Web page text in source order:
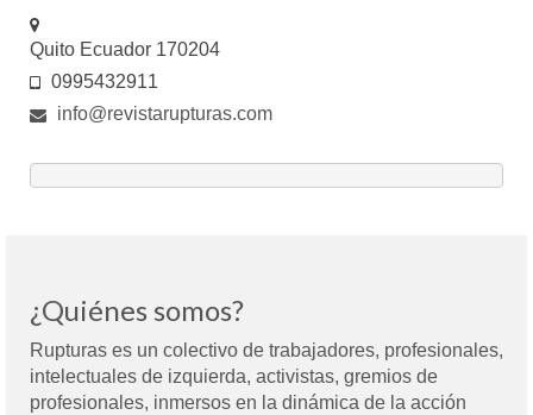
Quito Ecuador 170204
0995432911
info@revistarupturas.com
¿Quiénes somos?
Rupturas es un colectivo de trabajadores, profesionales,
intelectuales de izquierda, activistas, gremios de
profesionales, inmersos en la dinámica de la acción